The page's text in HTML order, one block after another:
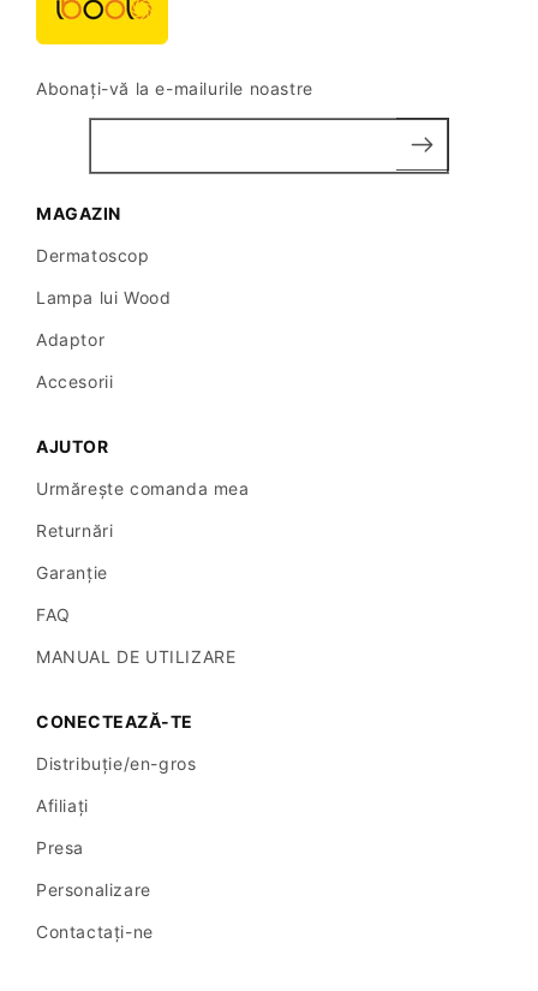
Abonați-vă la e-mailurile noastre
MAGAZIN
Dermatoscop
Lampa lui Wood
Adaptor
Accesorii
AJUTOR
Urmărește comanda mea
Returnări
Garanție
FAQ
MANUAL DE UTILIZARE
CONECTEAZĂ-TE
Distribuție/en-gros
Afiliați
Presa
Personalizare
Contactaţi-ne